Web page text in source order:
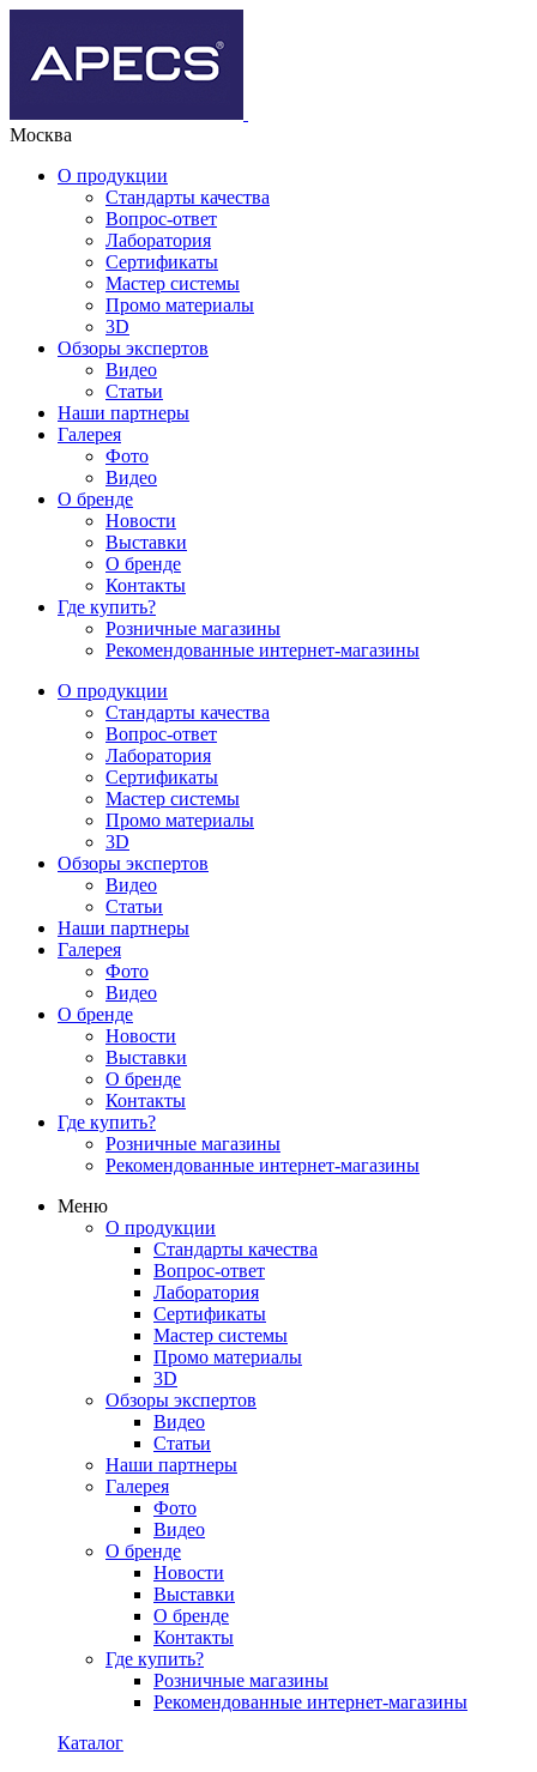
Москва
О продукции
Стандарты качества
Вопрос-ответ
Лаборатория
Сертификаты
Мастер системы
Промо материалы
3D
Обзоры экспертов
Видео
Статьи
Наши партнеры
Галерея
Фото
Видео
О бренде
Новости
Выставки
О бренде
Контакты
Где купить?
Розничные магазины
Рекомендованные интернет-магазины
О продукции
Стандарты качества
Вопрос-ответ
Лаборатория
Сертификаты
Мастер системы
Промо материалы
3D
Обзоры экспертов
Видео
Статьи
Наши партнеры
Галерея
Фото
Видео
О бренде
Новости
Выставки
О бренде
Контакты
Где купить?
Розничные магазины
Рекомендованные интернет-магазины
Меню
О продукции
Стандарты качества
Вопрос-ответ
Лаборатория
Сертификаты
Мастер системы
Промо материалы
3D
Обзоры экспертов
Видео
Статьи
Наши партнеры
Галерея
Фото
Видео
О бренде
Новости
Выставки
О бренде
Контакты
Где купить?
Розничные магазины
Рекомендованные интернет-магазины
Каталог